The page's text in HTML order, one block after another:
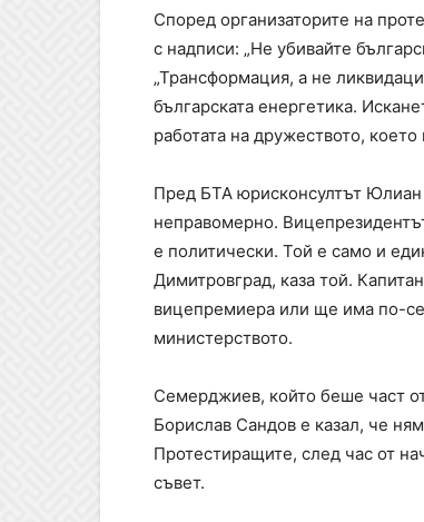
Според организаторите на
с надписи: „Не убивайте
„Трансформация, а не
българската енергетика.
работата на дружеството,
Пред БТА юрисконсултът Юлиан
неправомерно.
е политически. Той е само и
Димитровград, каза той.
вицепремиера или ще има по-
министерството.
Семерджиев, който беше част
Борислав Сандов е казал, че
Протестиращите, след час от
съвет.